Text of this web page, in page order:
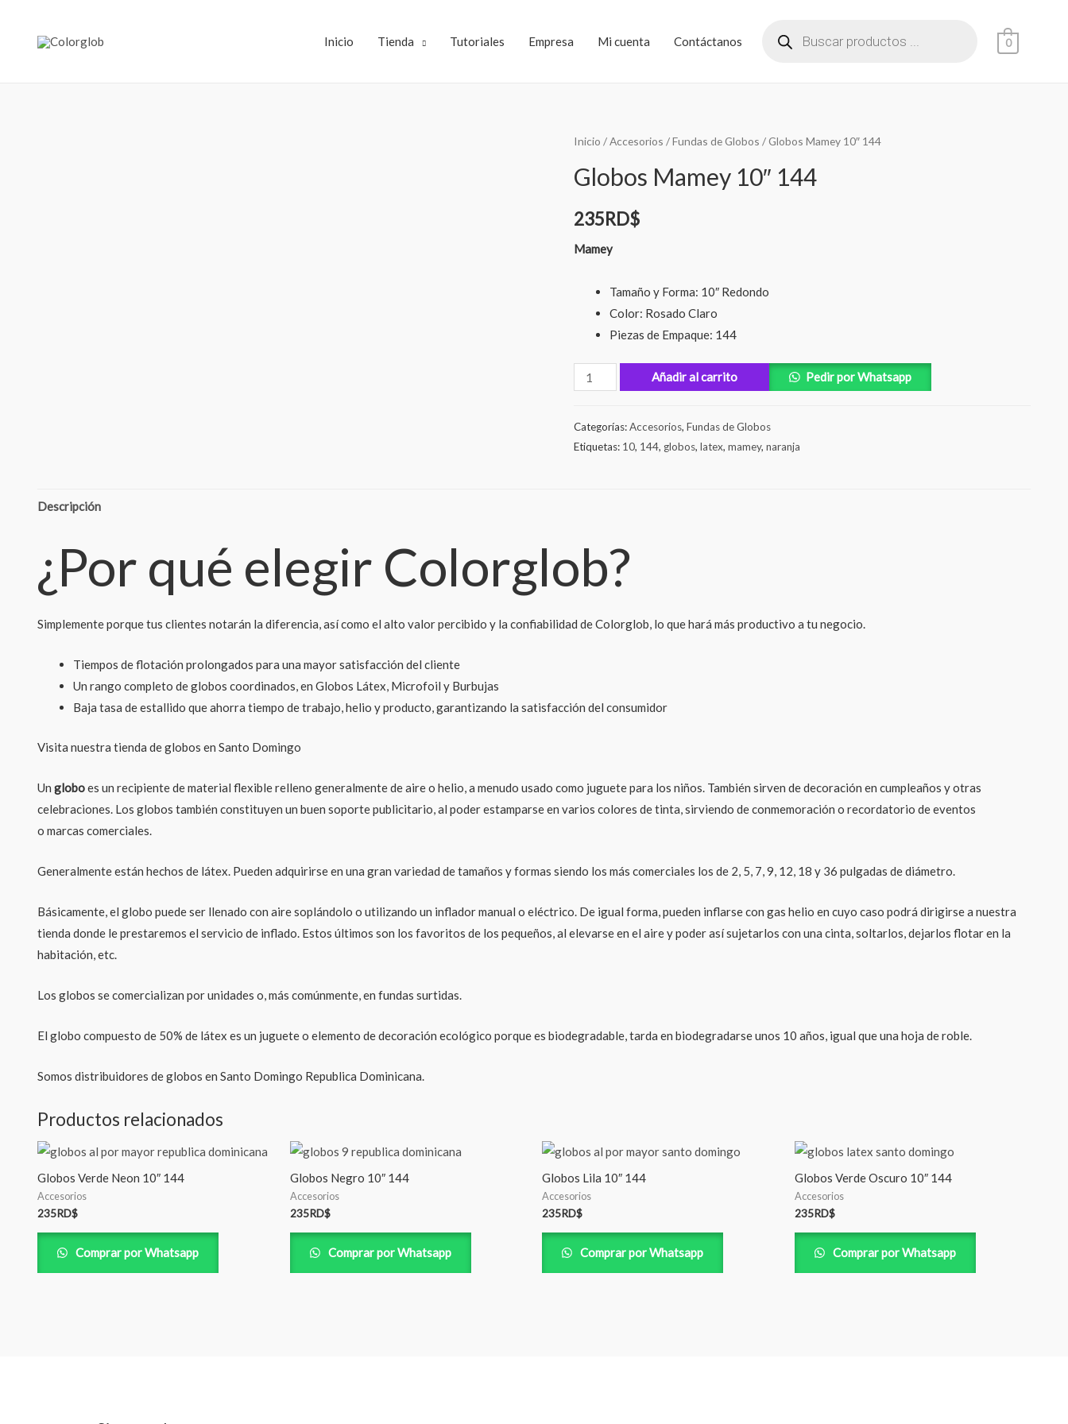
Inicio Tienda Tutoriales Empresa Mi cuenta Contáctanos 0
Inicio /Accesorios /Fundas de Globos / Globos Mamey 10″ 144
Globos Mamey 10″ 144
235RD$
Mamey
Tamaño y Forma: 10″ Redondo
Color: Rosado Claro
Piezas de Empaque: 144
Añadir al carrito Pedir por Whatsapp
Categorías:Accesorios, Fundas de Globos
Etiquetas: 10, 144, globos, latex, mamey, naranja
Descripción
¿Por qué elegir Colorglob?
Simplemente porque tus clientes notarán la diferencia, así como el alto valor percibido y la confiabilidad de Colorglob, lo que hará más productivo a tu negocio.
Tiempos de flotación prolongados para una mayor satisfacción del cliente
Un rango completo de globos coordinados, en Globos Látex, Microfoil y Burbujas
Baja tasa de estallido que ahorra tiempo de trabajo, helio y producto, garantizando la satisfacción del consumidor
Visita nuestra tienda de globos en Santo Domingo
Un globoes un recipiente de material flexible relleno generalmente de aire o helio, a menudo usado como juguete para los niños. También sirven de decoración en cumpleaños y otras
celebraciones. Los globos también constituyen un buen soporte publicitario, al poder estamparse en varios colores de tinta, sirviendo de conmemoración o recordatorio de eventos
o marcas comerciales.
Generalmente están hechos de látex. Pueden adquirirse en una gran variedad de tamaños y formas siendo los más comerciales los de 2, 5, 7, 9, 12, 18 y 36 pulgadas de diámetro.
Básicamente, el globo puede ser llenado con aire soplándolo o utilizando un inflador manual o eléctrico. De igual forma, pueden inflarse con gas helio en cuyo caso podrá dirigirse a nuestra
tienda donde le prestaremos el servicio de inflado. Estos últimos son los favoritos de los pequeños, al elevarse en el aire y poder así sujetarlos con una cinta, soltarlos, dejarlos flotar en la
habitación, etc.
Los globos se comercializan por unidades o, más comúnmente, en fundas surtidas.
El globo compuesto de 50% de látex es un juguete o elemento de decoración ecológico porque es biodegradable, tarda en biodegradarse unos 10 años, igual que una hoja de roble.
Somos distribuidores de globos en Santo Domingo Republica Dominicana.
Productos relacionados
Globos Verde Neon 10″ 144
Accesorios
235RD$
Comprar por Whatsapp
Globos Negro 10″ 144
Accesorios
235RD$
Comprar por Whatsapp
Globos Lila 10″ 144
Accesorios
235RD$
Comprar por Whatsapp
Globos Verde Oscuro 10″ 144
Accesorios
235RD$
Comprar por Whatsapp